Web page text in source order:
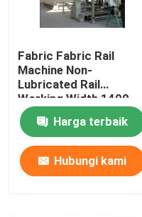
Fabric Fabric Rail
Machine Non-
Lubricated Rail
Working Width 1400-
3600mm
Harga terbaik
Hubungi kami